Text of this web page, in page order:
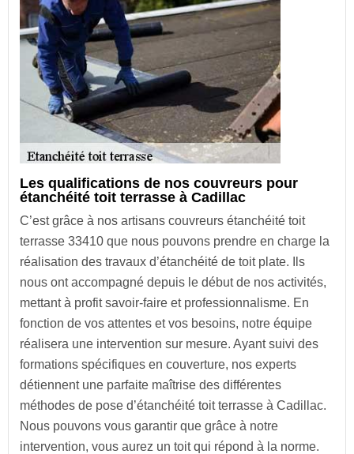
Les qualifications de nos couvreurs pour
étanchéité toit terrasse à Cadillac
C’est grâce à nos artisans couvreurs étanchéité toit
terrasse 33410 que nous pouvons prendre en charge la
réalisation des travaux d’étanchéité de toit plate. Ils
nous ont accompagné depuis le début de nos activités,
mettant à profit savoir-faire et professionnalisme. En
fonction de vos attentes et vos besoins, notre équipe
réalisera une intervention sur mesure. Ayant suivi des
formations spécifiques en couverture, nos experts
détiennent une parfaite maîtrise des différentes
méthodes de pose d’étanchéité toit terrasse à Cadillac.
Nous pouvons vous garantir que grâce à notre
intervention, vous aurez un toit qui répond à la norme.